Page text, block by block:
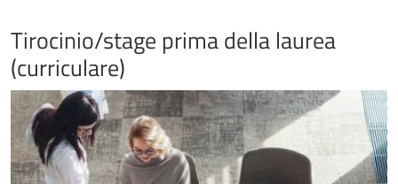
Tirocinio/stage prima della laurea
(curriculare)